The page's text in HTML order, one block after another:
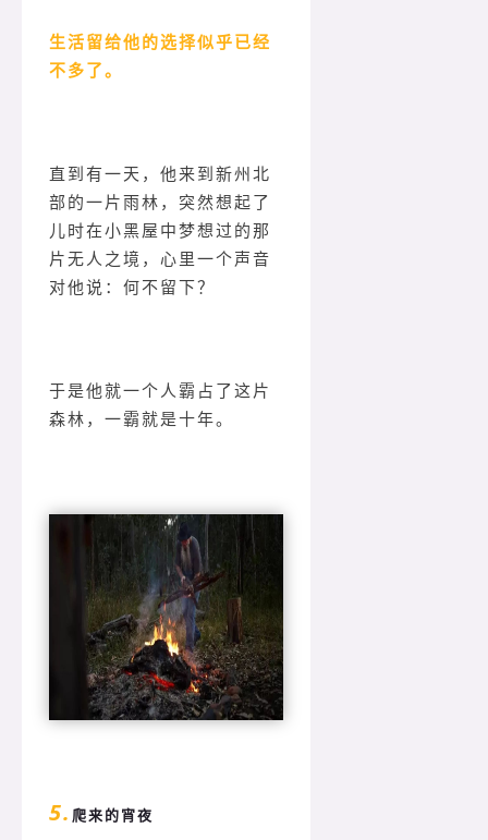
生活留给他的选择似乎已经
不多了。
直到有一天，他来到新州北
部的一片雨林，突然想起了
儿时在小黑屋中梦想过的那
片无人之境，心里一个声音
对他说：何不留下？
于是他就一个人霸占了这片
森林，一霸就是十年。
5. 爬来的宵夜